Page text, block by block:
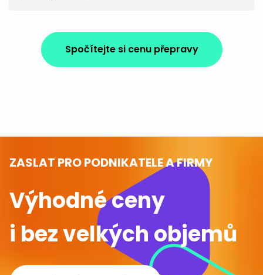
Spočítejte si cenu přepravy
ZASLAT PRO PODNIKATELE A FIRMY
Výhodné ceny
i bez velkých objemů